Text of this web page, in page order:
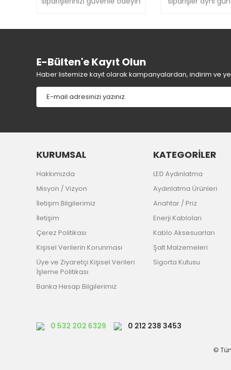
E-Bülten'e Kayıt Olun
Haber listemize kayıt olarak kampanyalardan, indirim ve
KURUMSAL
Hakkımızda
Misyon / Vizyon
İletişim Bilgilerimiz
İletişim
Çerez Politikası
Kişisel Verilerin Korunması
Üye ve Ziyaretçi Kişisel Verileri
İşleme Politikası
Banka Hesap Bilgilerimiz
KATEGORİLER
LED Aydınlatma
Aydınlatma Ürünleri
Anahtar / Priz
Enerji Kabloları
Kablo Aksesuarları
Şalt Malzemeleri
Sigorta Kutusu
0 532 202 6329 0 212 238 3453
©